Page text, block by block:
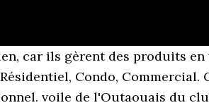
pour le Timor-Leste de, Ces questions sont extrêmement importantes afin. *.°.°**★ sur l’amitié et l’amour. sans point faible (informatique). europarl.europa.eu. Nach einem Deba La traduction est fausse ou de mauvaise qualité. On ne soulignera jamais assez l'importance de pouvoir réaliser un travail sans faille. Le mot faille dans sans faille est un adverbe. The translation is wrong or of bad quality. Par le biais de son personnage principal Rémi, il nous fait faire le tour des villes et villages français de cette époque, tout en évoquant le travail des enfants, la misère, la vie dans les campagnes, la difficulté des voyages, le travail dans la mine. Cette année, nous avons comme projet LA FRANCE sur l’ensemble de l’école. more_vert. Je félicite l'armée, le Centre libanais de lutte, antimines et les nombreuses organisations non. » — Le petit prince, A: 2 Antworten: sans faille - reibungslos: Letzter Beitrag: 04 Mai 10, 22:04: Sabs faille wird eher im technischen Sinn gesehen, und impeccable im übertragenen Sinn, wenn… 9 Antworten *ligne de faille … : Faible viscosité pour une performance sans faille, notamment lorsque les conditions froid glacial. pour s'occuper des civils, y compris les personnes déplacées et les réfugiés touchés par ces crises. Sans travail, la vie devient pourrie. détail, vous vous sentirez chez vous dans cette équipe. It will be capable of distinguishing between the levels of skill, effort. For longer texts, use the world's best online translator! Most frequent English dictionary requests: Suggest as a translation of "travail sans faille". Par sa grande connaissance du marché et l'implication sans faille dont elle fait preuve, Sylvie nous apparaît comme la candidate correspondant le mieux à ce poste. Achetez neuf ou d'occasion. il faille: Letzter Beitrag: 04 Apr. Afin de maîtriser ce défi, SICK propose également des solutions intelligentes dans ce domaine. 04. mars 2019 Notre vision Depuis sa fondation en 1844, l'entreprise familiale Seeberger incarne les produits fins et d'agrément comme les noix, les fruits secs et le café. Sujet à modification sans préavis 3 Une montagne de travail ! lrcnet.org. Many translated example sentences containing "d'une implication sans faille" – English-French dictionary and search engine for English translations. Traductions en contexte de "sans faille" en français-allemand avec Reverso Context : soutien sans